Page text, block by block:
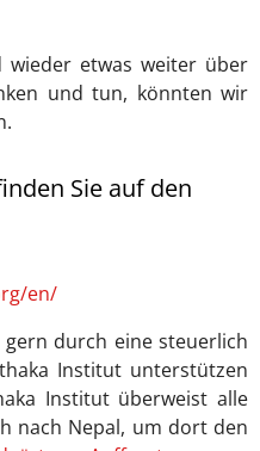
etwas weiter über
und tun, könnten wir
Sie auf den
en/
durch eine steuerlich
Institut unterstützen
Institut überweist alle
nach Nepal, um dort den